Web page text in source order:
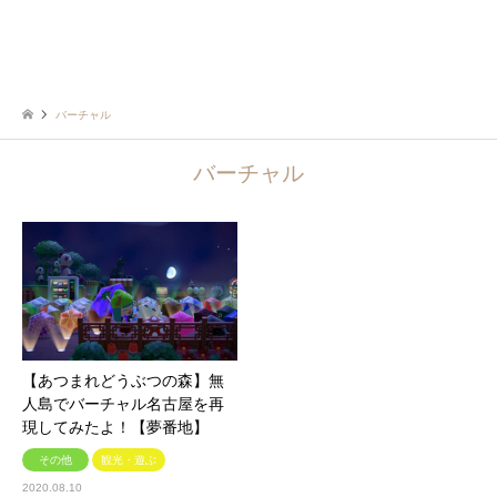
バーチャル
バーチャル
【あつまれどうぶつの森】無
人島でバーチャル名古屋を再
現してみたよ！【夢番地】
その他 観光・遊ぶ
2020.08.10